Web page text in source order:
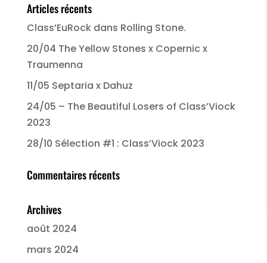
Articles récents
Class’EuRock dans Rolling Stone.
20/04 The Yellow Stones x Copernic x
Traumenna
11/05 Septaria x Dahuz
24/05 – The Beautiful Losers of Class’Viock
2023
28/10 Sélection #1 : Class’Viock 2023
Commentaires récents
Archives
août 2024
mars 2024